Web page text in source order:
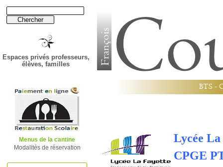
Espaces privés professeurs,
élèves, familles
Menus de la cantine
Modalités de réservation
BTS -
Lycée La
CPGE